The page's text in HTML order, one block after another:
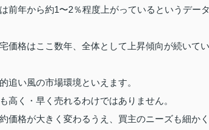
前年から約1〜2％程度上がっているというデー
価格はここ数年、全体として上昇傾向が続いてい
追い風の市場環境といえます。
く・早く売れるわけではありません。
価格が大きく変わるうえ、買主のニーズも細かく